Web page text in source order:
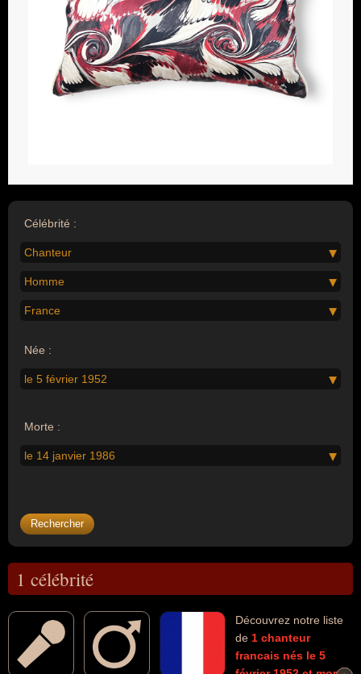
Célébrité :
Chanteur
Homme
France
Née :
le 5 février 1952
Morte :
le 14 janvier 1986
1 célébrité
Découvrez notre liste
de 1 chanteur
francais nés le 5